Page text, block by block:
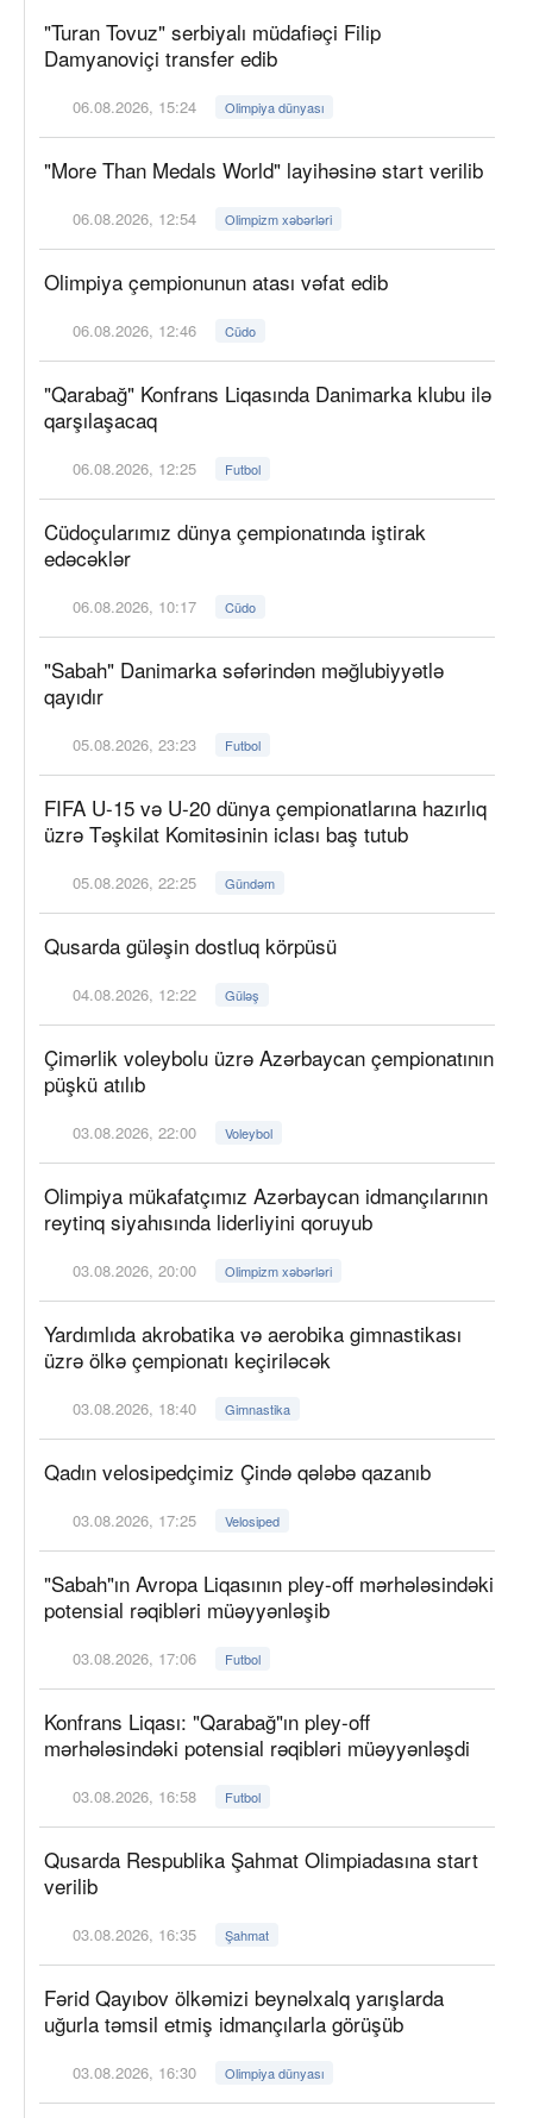
"Turan Tovuz" serbiyalı müdafiəçi Filip
Damyanoviçi transfer edib
06.08.2026, 15:24 Olimpiya dünyası
"More Than Medals World" layihəsinə start verilib
06.08.2026, 12:54 Olimpizm xəbərləri
Olimpiya çempionunun atası vəfat edib
06.08.2026, 12:46 Cüdo
"Qarabağ" Konfrans Liqasında Danimarka klubu ilə
qarşılaşacaq
06.08.2026, 12:25 Futbol
Cüdoçularımız dünya çempionatında iştirak
edəcəklər
06.08.2026, 10:17 Cüdo
"Sabah" Danimarka səfərindən məğlubiyyətlə
qayıdır
05.08.2026, 23:23 Futbol
FIFA U-15 və U-20 dünya çempionatlarına hazırlıq
üzrə Təşkilat Komitəsinin iclası baş tutub
05.08.2026, 22:25 Gündəm
Qusarda güləşin dostluq körpüsü
04.08.2026, 12:22 Güləş
Çimərlik voleybolu üzrə Azərbaycan çempionatının
püşkü atılıb
03.08.2026, 22:00 Voleybol
Olimpiya mükafatçımız Azərbaycan idmançılarının
reytinq siyahısında liderliyini qoruyub
03.08.2026, 20:00 Olimpizm xəbərləri
Yardımlıda akrobatika və aerobika gimnastikası
üzrə ölkə çempionatı keçiriləcək
03.08.2026, 18:40 Gimnastika
Qadın velosipedçimiz Çində qələbə qazanıb
03.08.2026, 17:25 Velosiped
"Sabah"ın Avropa Liqasının pley-off mərhələsindəki
potensial rəqibləri müəyyənləşib
03.08.2026, 17:06 Futbol
Konfrans Liqası: "Qarabağ"ın pley-off
mərhələsindəki potensial rəqibləri müəyyənləşdi
03.08.2026, 16:58 Futbol
Qusarda Respublika Şahmat Olimpiadasına start
verilib
03.08.2026, 16:35 Şahmat
Fərid Qayıbov ölkəmizi beynəlxalq yarışlarda
uğurla təmsil etmiş idmançılarla görüşüb
03.08.2026, 16:30 Olimpiya dünyası